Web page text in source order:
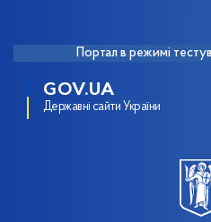
Портал в режимі
GOV.UA
Державні сайти України